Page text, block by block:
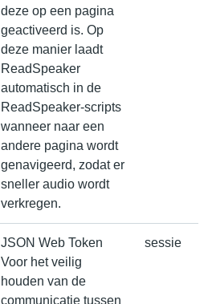
deze op een pagina
geactiveerd is. Op
deze manier laadt
ReadSpeaker
automatisch in de
ReadSpeaker-scripts
wanneer naar een
andere pagina wordt
genavigeerd, zodat er
sneller audio wordt
verkregen.
JSON Web Token
Voor het veilig
houden van de
communicatie tussen
sessie